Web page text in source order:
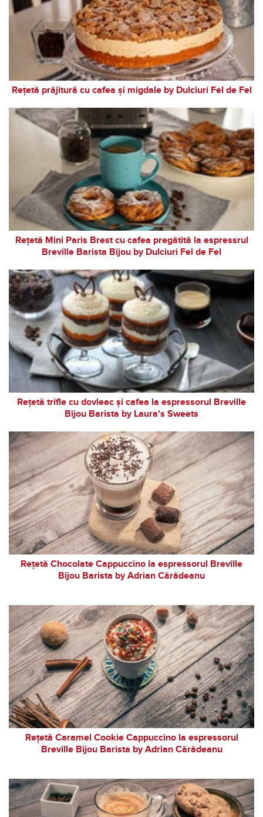
Rețetă prăjitură cu cafea și migdale by Dulciuri Fel de Fel
Rețetă Mini Paris Brest cu cafea pregătită la espressrul
Breville Barista Bijou by Dulciuri Fel de Fel
Rețetă trifle cu dovleac și cafea la espressorul Breville
Bijou Barista by Laura's Sweets
Rețetă Chocolate Cappuccino la espressorul Breville
Bijou Barista by Adrian Cărădeanu
Rețetă Caramel Cookie Cappuccino la espressorul
Breville Bijou Barista by Adrian Cărădeanu